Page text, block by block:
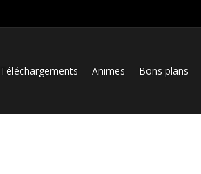
Téléchargements Animes Bons plans